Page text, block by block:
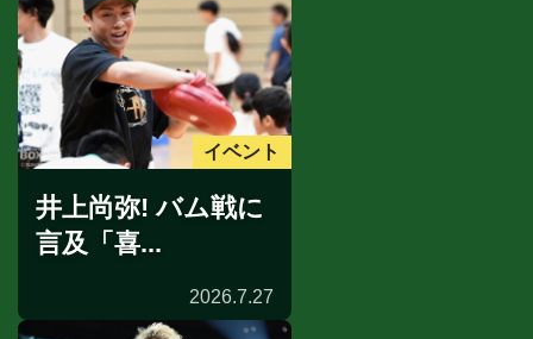
イベント
井上尚弥! バム戦に
言及「喜...
2026.7.27